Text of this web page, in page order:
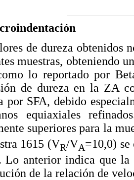
de dureza obtenidos
muestras, obteniendo
lo reportado por
de dureza en la ZA
por SFA, debido
equiaxiales
superiores para la
1615 (VR/VA=10,0) se
anterior indica que la
de la relación de